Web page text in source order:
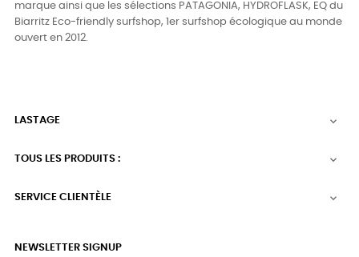
marque ainsi que les sélections PATAGONIA, HYDROFLASK, EQ du
Biarritz Eco-friendly surfshop, 1er surfshop écologique au monde
ouvert en 2012.
LASTAGE 
TOUS LES PRODUITS : 
SERVICE CLIENTÈLE 
NEWSLETTER SIGNUP